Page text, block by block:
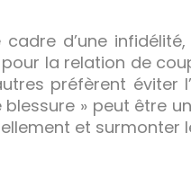
cadre d’une
la relation de
préfèrent
blessure » peut être
et surmonter